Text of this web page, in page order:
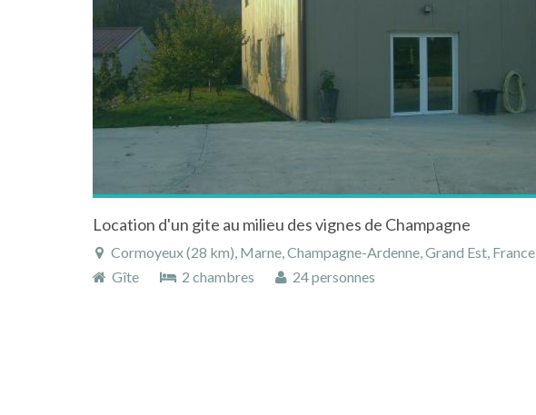
Location d'un gite au milieu des vignes de Champagne
Cormoyeux (28 km), Marne, Champagne-Ardenne, Grand Est, France
Gîte
2 chambres 24 personnes